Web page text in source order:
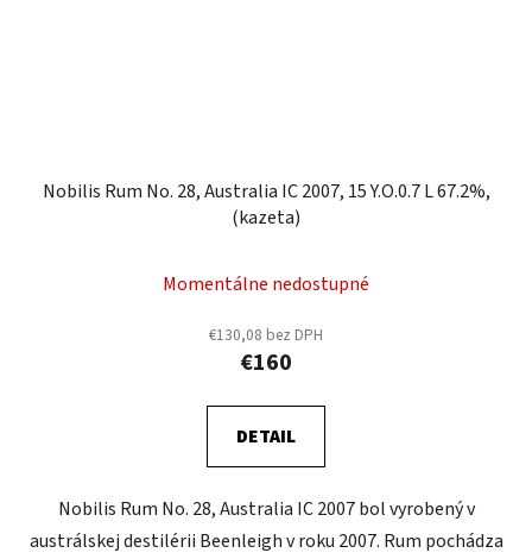
Nobilis Rum No. 28, Australia IC 2007, 15 Y.O.0.7 L 67.2%,
(kazeta)
Momentálne nedostupné
€130,08 bez DPH
€160
DETAIL
Nobilis Rum No. 28, Australia IC 2007 bol vyrobený v
austrálskej destilérii Beenleigh v roku 2007. Rum pochádza